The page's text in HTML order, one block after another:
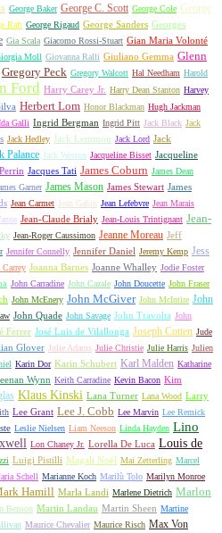
George Baker George C. Scott George Cole George
Raft George Rigaud George Sanders Georges
Gia Scala Giacomo Rossi-Stuart Gian Maria Volonté
Moll Giovanna Ralli Giuliano Gemma Glenn
Gregory Peck Gregory Walcott Hal Needham Harold
Ford Harry Carey Jr. Harry Dean Stanton Harvey
Herbert Lom Honor Blackman Hugh Jackman
Galli Ingrid Bergman Ingrid Pitt Jack Black Jack
Jack Hedley Jack Lemmon Jack Lord Jack
Palance Jack Weston Jacqueline Bisset Jacqueline
Jacques Tati James Coburn James Dean
Garner James Mason James Stewart James
Jean Carmet Jean Gabin Jean Lefebvre Jean Marais
Jean-Claude Brialy Jean-Louis Trintignant Jean-
Jean-Roger Caussimon Jeanne Moreau Jeff
Jennifer Connelly Jennifer Daniel Jeremy Kemp Jess
Carrey Joanna Barnes Joanne Whalley Jodie Foster
John Carradine John Cazale John Doucette John Fraser
John McEnery John McGiver John McIntire John
John Quade John Savage John Travolta John
Ferrer José Luis de Vilallonga Joseph Cotten Jude
Glover Julie Adams Julie Christie Julie Harris Julien
Karin Dor Karin Schubert Karl Malden Katharine
Wynn Keith Carradine Kevin Bacon Kim
Klaus Kinski Lana Turner Lana Wood Larry
Lee Grant Lee J. Cobb Lee Marvin Lee Remick
Leslie Nielsen Liam Neeson Linda Hayden Lino
Lon Chaney Jr. Lorella De Luca Louis de
Luigi Pistilli Magali Noël Mai Zetterling Marcel
Schell Marianne Koch Marilù Tolo Marilyn Monroe
Hamill Marla Landi Marlene Dietrich Marlon
Benson Martin Landau Martin Sheen Martine
Maurice Chevalier Maurice Risch Max Von